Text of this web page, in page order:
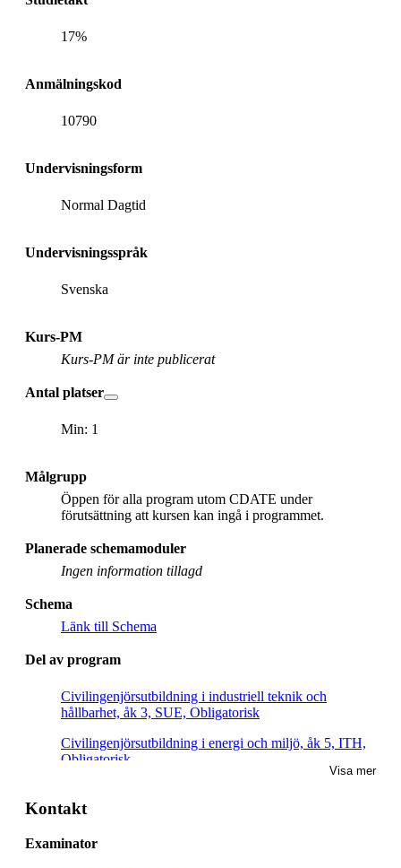
17%
Anmälningskod
10790
Undervisningsform
Normal Dagtid
Undervisningsspråk
Svenska
Kurs-PM
Kurs-PM är inte publicerat
Antal platser
Min: 1
Målgrupp
Öppen för alla program utom CDATE under
förutsättning att kursen kan ingå i programmet.
Planerade schemamoduler
Ingen information tillagd
Schema
Länk till Schema
Del av program
Civilingenjörsutbildning i industriell teknik och
hållbarhet, åk 3, SUE, Obligatorisk
Civilingenjörsutbildning i energi och miljö, åk 5, ITH,
Obligatorisk
PPUI, Obligatorisk
Civilingenjör och lärare, åk 5, MAKE, Villkorligt valfri
Visa mer
Kontakt
Examinator